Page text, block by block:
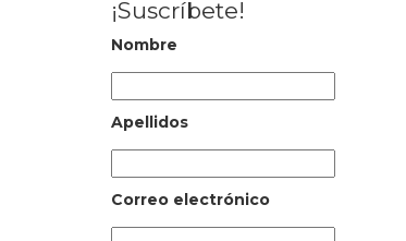
¡Suscríbete!
Nombre
Apellidos
Correo electrónico